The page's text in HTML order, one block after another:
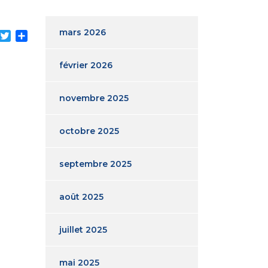
TwitterPartagermars 2026
février 2026
novembre 2025
octobre 2025
septembre 2025
août 2025
juillet 2025
mai 2025